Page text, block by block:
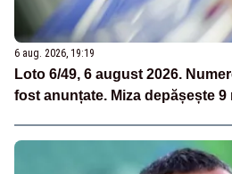
6 aug. 2026, 19:19
Loto 6/49, 6 august 2026.
fost anunțate. Miza depășește